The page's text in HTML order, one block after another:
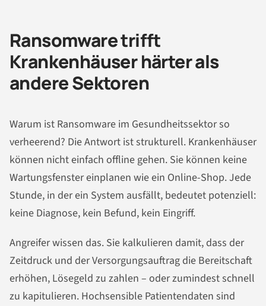
Ransomware trifft
Krankenhäuser härter als
andere Sektoren
Warum ist Ransomware im Gesundheitssektor so
verheerend? Die Antwort ist strukturell. Krankenhäuser
können nicht einfach offline gehen. Sie können keine
Wartungsfenster einplanen wie ein Online-Shop. Jede
Stunde, in der ein System ausfällt, bedeutet potenziell:
keine Diagnose, kein Befund, kein Eingriff.
Angreifer wissen das. Sie kalkulieren damit, dass der
Zeitdruck und der Versorgungsauftrag die Bereitschaft
erhöhen, Lösegeld zu zahlen – oder zumindest schnell
zu kapitulieren. Hochsensible Patientendaten sind